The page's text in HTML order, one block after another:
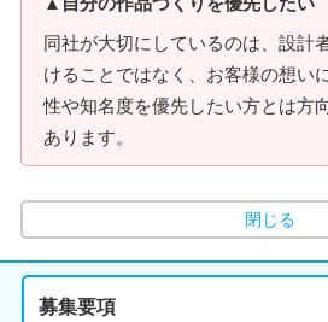
同社が大切にしているのは、設計
けることではなく、お客様の想い
性や知名度を優先したい方とは方
あります。
閉じる
募集要項